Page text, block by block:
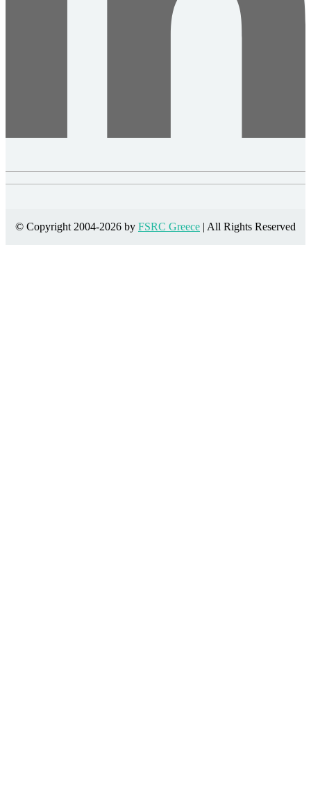
© Copyright 2004-2026 by FSRC Greece | All Rights Reserved